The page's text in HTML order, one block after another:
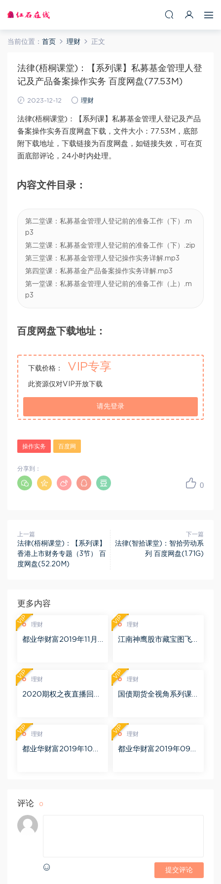
当前位置： 首页 理财 正文
法律(梧桐课堂)：【系列课】私募基金管理人登
记及产品备案操作实务 百度网盘(77.53M)
2023-12-12 理财
法律(梧桐课堂)：【系列课】私募基金管理人登记及产品
备案操作实务百度网盘下载，文件大小：77.53M，底部
附下载地址，下载链接为百度网盘，如链接失效，可在页
面底部评论，24小时内处理。
内容文件目录：
第二堂课：私募基金管理人登记前的准备工作（下）.m
p3
第二堂课：私募基金管理人登记前的准备工作（下）.zip
第三堂课：私募基金管理人登记操作实务详解.mp3
第四堂课：私募基金产品备案操作实务详解.mp3
第一堂课：私募基金管理人登记前的准备工作（上）.m
p3
百度网盘下载地址：
下载价格： VIP专享
此资源仅对VIP开放下载
请先登录
操作实务 百度网
0
分享到：
上一篇
法律(梧桐课堂)：【系列课】
香港上市财务专题（3节） 百
度网盘(52.20M)
下一篇
法律(智拾课堂)：智拾劳动系
列 百度网盘(1.71G)
更多内容
理财
都业华财富2019年11月
VIP 理财
江南神鹰股市藏宝图飞
VIP
理财
2020期权之夜直播回放
VIP 理财
国债期货全视角系列课
VIP
理财
都业华财富2019年10月
VIP 理财
都业华财富2019年09月
VIP
评论 0
提交评论